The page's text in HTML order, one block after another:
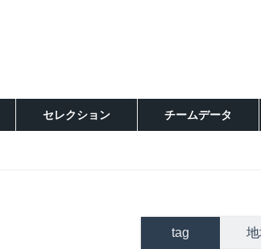
セレクション チームデータ
tag